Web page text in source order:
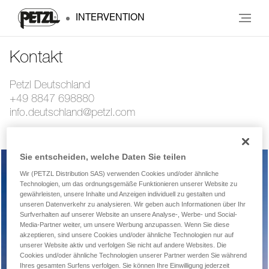
INTERVENTION
Kontakt
Petzl Deutschland
+49 8847 698880
info.deutschland@petzl.com
Kundenservice
Technische Fragen
Sie entscheiden, welche Daten Sie teilen
Wir (PETZL Distribution SAS) verwenden Cookies und/oder ähnliche
Technologien, um das ordnungsgemäße Funktionieren unserer Website zu
gewährleisten, unsere Inhalte und Anzeigen individuell zu gestalten und
unseren Datenverkehr zu analysieren. Wir geben auch Informationen über Ihr
Surfverhalten auf unserer Website an unsere Analyse-, Werbe- und Social-
Media-Partner weiter, um unsere Werbung anzupassen. Wenn Sie diese
akzeptieren, sind unsere Cookies und/oder ähnliche Technologien nur auf
unserer Website aktiv und verfolgen Sie nicht auf andere Websites. Die
Cookies und/oder ähnliche Technologien unserer Partner werden Sie während
Ihres gesamten Surfens verfolgen. Sie können Ihre Einwilligung jederzeit